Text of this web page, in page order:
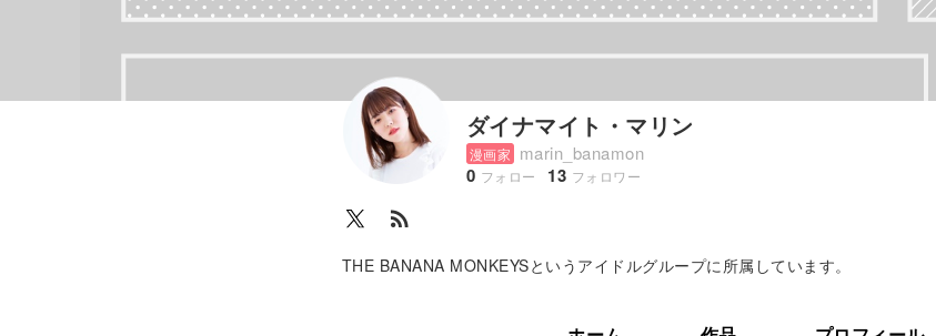
ダイナマイト・マリン
漫画家 marin_banamon
0 フォロー 13 フォロワー
rss_feed
THE BANANA MONKEYSというアイドルグループに所属しています。